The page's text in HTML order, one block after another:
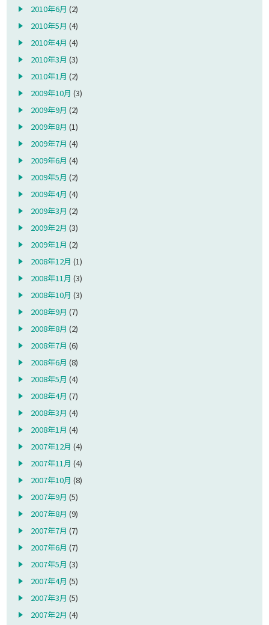
2010年6月 (2)
2010年5月 (4)
2010年4月 (4)
2010年3月 (3)
2010年1月 (2)
2009年10月 (3)
2009年9月 (2)
2009年8月 (1)
2009年7月 (4)
2009年6月 (4)
2009年5月 (2)
2009年4月 (4)
2009年3月 (2)
2009年2月 (3)
2009年1月 (2)
2008年12月 (1)
2008年11月 (3)
2008年10月 (3)
2008年9月 (7)
2008年8月 (2)
2008年7月 (6)
2008年6月 (8)
2008年5月 (4)
2008年4月 (7)
2008年3月 (4)
2008年1月 (4)
2007年12月 (4)
2007年11月 (4)
2007年10月 (8)
2007年9月 (5)
2007年8月 (9)
2007年7月 (7)
2007年6月 (7)
2007年5月 (3)
2007年4月 (5)
2007年3月 (5)
2007年2月 (4)